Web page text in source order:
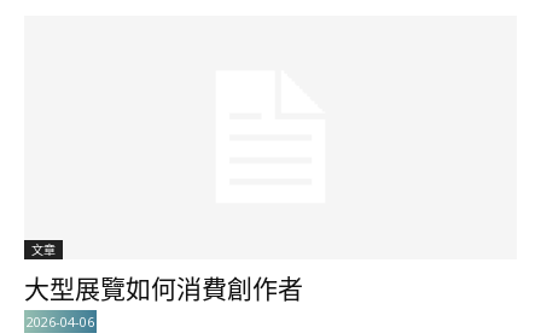
文章
大型展覽如何消費創作者
2026-04-06